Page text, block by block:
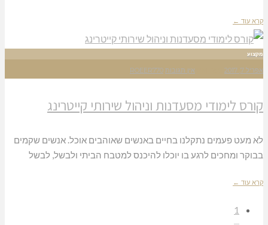
קרא עוד ←
מקצוע
אפריל 7, 2017 אין תגובות ROEER770
קורס לימודי מסעדנות וניהול שירותי קייטרינג
לא מעט פעמים נתקלנו בחיים באנשים שאוהבים אוכל. אנשים שקמים
בבוקר ומחכים לרגע בו יוכלו להיכנס למטבח הביתי ולבשל, לבשל
קרא עוד ←
1